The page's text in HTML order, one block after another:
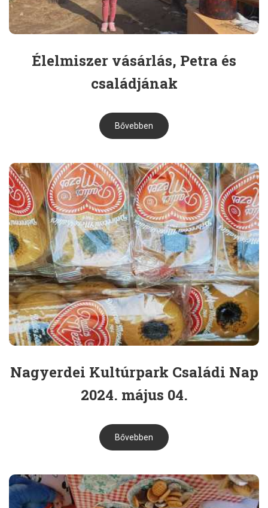
Élelmiszer vásárlás, Petra és
családjának
Bővebben
Nagyerdei Kultúrpark Családi Nap
2024. május 04.
Bővebben